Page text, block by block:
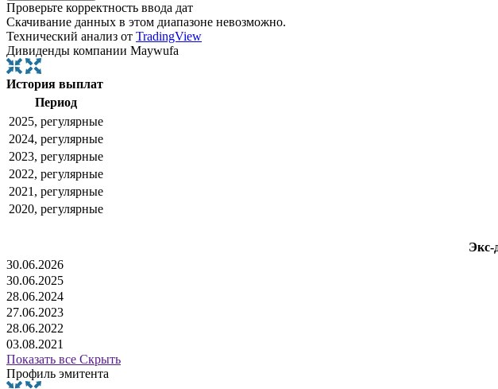
Проверьте корректность ввода дат
Скачивание данных в этом диапазоне невозможно.
Технический анализ от TradingView
Дивиденды компании Maywufa
История выплат
Период
2025, регулярные
2024, регулярные
2023, регулярные
2022, регулярные
2021, регулярные
2020, регулярные
Экс-
30.06.2026
30.06.2025
28.06.2024
27.06.2023
28.06.2022
03.08.2021
Показать все Скрыть
Профиль эмитента